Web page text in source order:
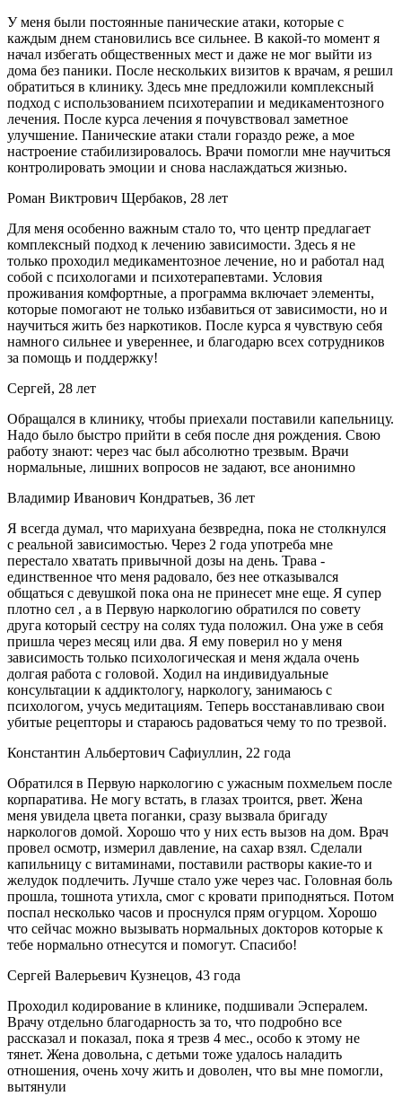
У меня были постоянные панические атаки, которые с
каждым днем становились все сильнее. В какой-то момент я
начал избегать общественных мест и даже не мог выйти из
дома без паники. После нескольких визитов к врачам, я решил
обратиться в клинику. Здесь мне предложили комплексный
подход с использованием психотерапии и медикаментозного
лечения. После курса лечения я почувствовал заметное
улучшение. Панические атаки стали гораздо реже, а мое
настроение стабилизировалось. Врачи помогли мне научиться
контролировать эмоции и снова наслаждаться жизнью.
Роман Виктрович Щербаков, 28 лет
Для меня особенно важным стало то, что центр предлагает
комплексный подход к лечению зависимости. Здесь я не
только проходил медикаментозное лечение, но и работал над
собой с психологами и психотерапевтами. Условия
проживания комфортные, а программа включает элементы,
которые помогают не только избавиться от зависимости, но и
научиться жить без наркотиков. После курса я чувствую себя
намного сильнее и увереннее, и благодарю всех сотрудников
за помощь и поддержку!
Сергей, 28 лет
Обращался в клинику, чтобы приехали поставили капельницу.
Надо было быстро прийти в себя после дня рождения. Свою
работу знают: через час был абсолютно трезвым. Врачи
нормальные, лишних вопросов не задают, все анонимно
Владимир Иванович Кондратьев, 36 лет
Я всегда думал, что марихуана безвредна, пока не столкнулся
с реальной зависимостью. Через 2 года употреба мне
перестало хватать привычной дозы на день. Трава -
единственное что меня радовало, без нее отказывался
общаться с девушкой пока она не принесет мне еще. Я супер
плотно сел , а в Первую наркологию обратился по совету
друга который сестру на солях туда положил. Она уже в себя
пришла через месяц или два. Я ему поверил но у меня
зависимость только психологическая и меня ждала очень
долгая работа с головой. Ходил на индивидуальные
консультации к аддиктологу, наркологу, занимаюсь с
психологом, учусь медитациям. Теперь восстанавливаю свои
убитые рецепторы и стараюсь радоваться чему то по трезвой.
Константин Альбертович Сафиуллин, 22 года
Обратился в Первую наркологию с ужасным похмельем после
корпаратива. Не могу встать, в глазах троится, рвет. Жена
меня увидела цвета поганки, сразу вызвала бригаду
наркологов домой. Хорошо что у них есть вызов на дом. Врач
провел осмотр, измерил давление, на сахар взял. Сделали
капильницу с витаминами, поставили растворы какие-то и
желудок подлечить. Лучше стало уже через час. Головная боль
прошла, тошнота утихла, смог с кровати приподняться. Потом
поспал несколько часов и проснулся прям огурцом. Хорошо
что сейчас можно вызывать нормальных докторов которые к
тебе нормально отнесутся и помогут. Спасибо!
Сергей Валерьевич Кузнецов, 43 года
Проходил кодирование в клинике, подшивали Эспералем.
Врачу отдельно благодарность за то, что подробно все
рассказал и показал, пока я трезв 4 мес., особо к этому не
тянет. Жена довольна, с детьми тоже удалось наладить
отношения, очень хочу жить и доволен, что вы мне помогли,
вытянули